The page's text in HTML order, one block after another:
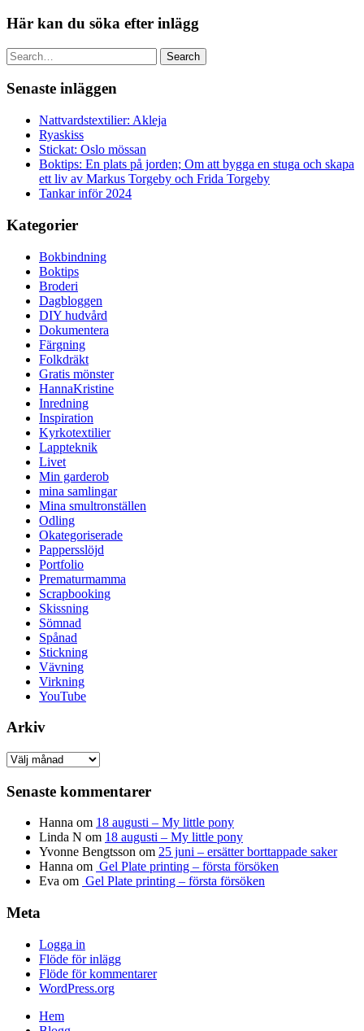
Här kan du söka efter inlägg
Search
Senaste inläggen
Nattvardstextilier: Akleja
Ryaskiss
Stickat: Oslo mössan
Boktips: En plats på jorden; Om att bygga en stuga och skapa
ett liv av Markus Torgeby och Frida Torgeby
Tankar inför 2024
Kategorier
Bokbindning
Boktips
Broderi
Dagbloggen
DIY hudvård
Dokumentera
Färgning
Folkdräkt
Gratis mönster
HannaKristine
Inredning
Inspiration
Kyrkotextilier
Lappteknik
Livet
Min garderob
mina samlingar
Mina smultronställen
Odling
Okategoriserade
Pappersslöjd
Portfolio
Prematurmamma
Scrapbooking
Skissning
Sömnad
Spånad
Stickning
Vävning
Virkning
YouTube
Arkiv
Arkiv
Senaste kommentarer
Hanna om 18 augusti – My little pony
Linda N om 18 augusti – My little pony
Yvonne Bengtsson om 25 juni – ersätter borttappade saker
Hanna om Gel Plate printing – första försöken
Eva om Gel Plate printing – första försöken
Meta
Logga in
Flöde för inlägg
Flöde för kommentarer
WordPress.org
Hem